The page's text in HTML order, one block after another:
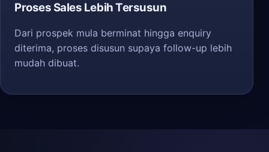
Proses Sales Lebih Tersusun
Dari prospek mula berminat hingga enquiry
diterima, proses disusun supaya follow-up lebih
mudah dibuat.